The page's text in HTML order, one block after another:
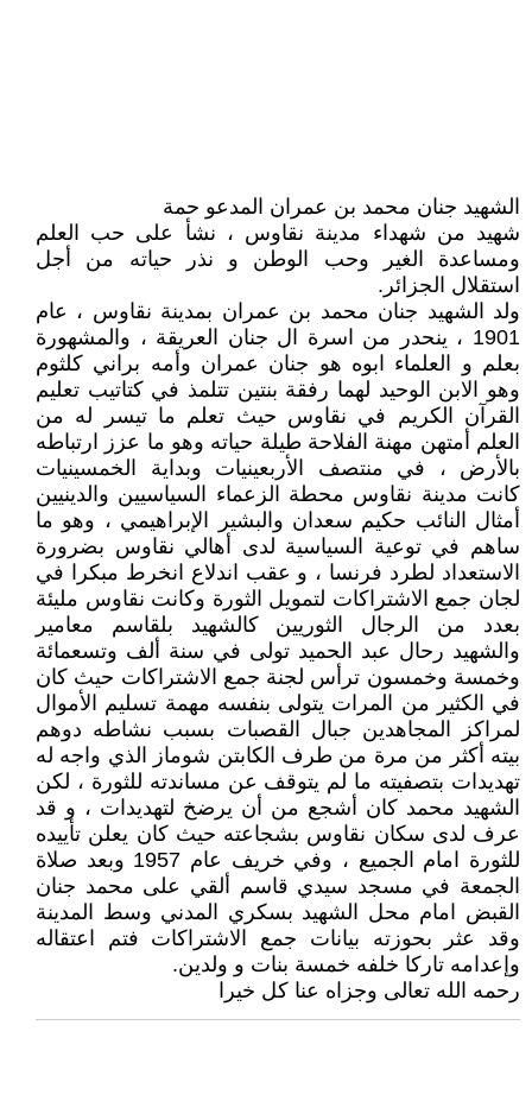
الشهيد جنان محمد بن عمران المدعو حمة
شهيد من شهداء مدينة نقاوس ، نشأ على حب العلم
ومساعدة الغير وحب الوطن و نذر حياته من أجل
استقلال الجزائر.
ولد الشهيد جنان محمد بن عمران بمدينة نقاوس ، عام
1901 ، ينحدر من اسرة ال جنان العريقة ، والمشهورة
بعلم و العلماء ابوه هو جنان عمران وأمه براني كلثوم
وهو الابن الوحيد لهما رفقة بنتين تتلمذ في كتاتيب تعليم
القرآن الكريم في نقاوس حيث تعلم ما تيسر له من
العلم أمتهن مهنة الفلاحة طيلة حياته وهو ما عزز ارتباطه
بالأرض ، في منتصف الأربعينيات وبداية الخمسينيات
كانت مدينة نقاوس محطة الزعماء السياسيين والدينيين
أمثال النائب حكيم سعدان والبشير الإبراهيمي ، وهو ما
ساهم في توعية السياسية لدى أهالي نقاوس بضرورة
الاستعداد لطرد فرنسا ، و عقب اندلاع انخرط مبكرا في
لجان جمع الاشتراكات لتمويل الثورة وكانت نقاوس مليئة
بعدد من الرجال الثوريين كالشهيد بلقاسم معامير
والشهيد رحال عبد الحميد تولى في سنة ألف وتسعمائة
وخمسة وخمسون ترأس لجنة جمع الاشتراكات حيث كان
في الكثير من المرات يتولى بنفسه مهمة تسليم الأموال
لمراكز المجاهدين جبال القصبات بسبب نشاطه دوهم
بيته أكثر من مرة من طرف الكابتن شوماز الذي واجه له
تهديدات بتصفيته ما لم يتوقف عن مساندته للثورة ، لكن
الشهيد محمد كان أشجع من أن يرضخ لتهديدات ، و قد
عرف لدى سكان نقاوس بشجاعته حيث كان يعلن تأييده
للثورة امام الجميع ، وفي خريف عام 1957 وبعد صلاة
الجمعة في مسجد سيدي قاسم ألقي على محمد جنان
القبض امام محل الشهيد بسكري المدني وسط المدينة
وقد عثر بحوزته بيانات جمع الاشتراكات فتم اعتقاله
وإعدامه تاركا خلفه خمسة بنات و ولدين.
رحمه الله تعالى وجزاه عنا كل خيرا